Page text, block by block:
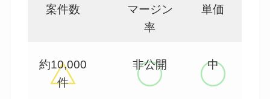
案件数
マージン
率
単価
約10,000
件
非公開 中